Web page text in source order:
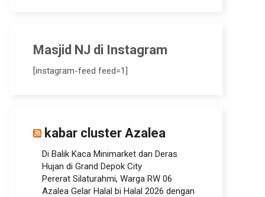
Masjid NJ di Instagram
[instagram-feed feed=1]
kabar cluster Azalea
Di Balik Kaca Minimarket dan Deras
Hujan di Grand Depok City
Pererat Silaturahmi, Warga RW 06
Azalea Gelar Halal bi Halal 2026 dengan